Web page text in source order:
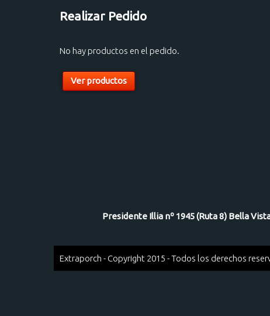
Realizar Pedido
No hay productos en el pedido.
Ver productos
Presidente Illia nº 1945 (Ruta 8) Bella
Extraporch - Copyright 2015 - Todos los derechos